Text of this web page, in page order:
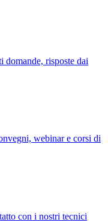
domande, risposte dai
webinar e corsi di
con i nostri tecnici